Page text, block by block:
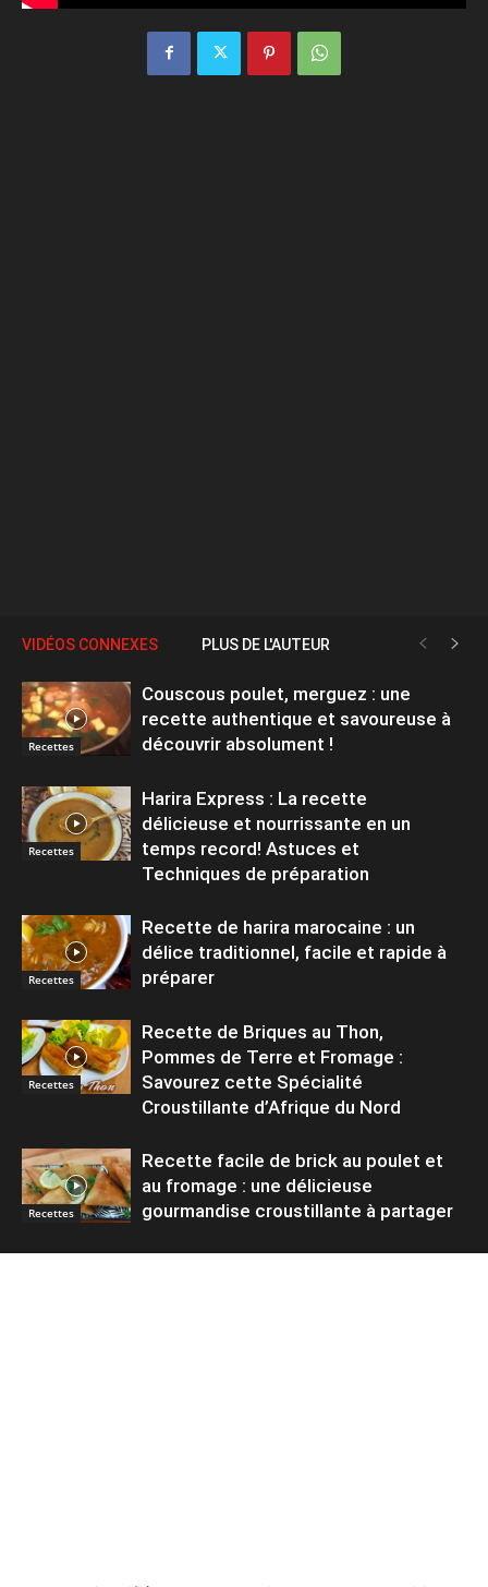
VIDÉOS CONNEXES PLUS DE L'AUTEUR
Recettes
Couscous poulet, merguez : une
recette authentique et savoureuse à
découvrir absolument !
Recettes
Harira Express : La recette
délicieuse et nourrissante en un
temps record! Astuces et
Techniques de préparation
Recettes
Recette de harira marocaine : un
délice traditionnel, facile et rapide à
préparer
Recettes
Recette de Briques au Thon,
Pommes de Terre et Fromage :
Savourez cette Spécialité
Croustillante d’Afrique du Nord
Recettes
Recette facile de brick au poulet et
au fromage : une délicieuse
gourmandise croustillante à partager